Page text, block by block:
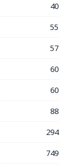
40
55
57
60
60
88
294
749